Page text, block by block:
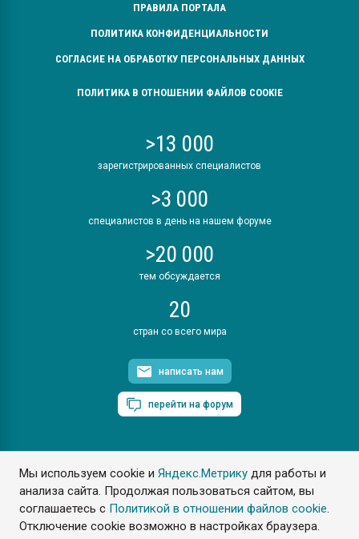
Мы используем cookie иЯндекс.Метрику для работы и
анализа сайта. Продолжая пользоваться сайтом, вы
соглашаетесь с Политикой в отношении файлов cookie.
Отключение cookie возможно в настройках браузера.
ПРАВИЛА ПОРТАЛА
ПОЛИТИКА КОНФИДЕНЦИАЛЬНОСТИ
СОГЛАСИЕ НА ОБРАБОТКУ ПЕРСОНАЛЬНЫХ ДАННЫХ
ПОЛИТИКА В ОТНОШЕНИИ ФАЙЛОВ COOKIE
>13 000
зарегистрированных специалистов
>3 000
специалистов в день на нашем форуме
>20 000
тем обсуждается
20
стран со всего мира
написать нам
перейти на форум
ПластЭксперт © 2006. Все права защищены
Разрешается копирование материалов сайта с обязательной
ссылкой на www.e-plastic.ru
Разработка сайта